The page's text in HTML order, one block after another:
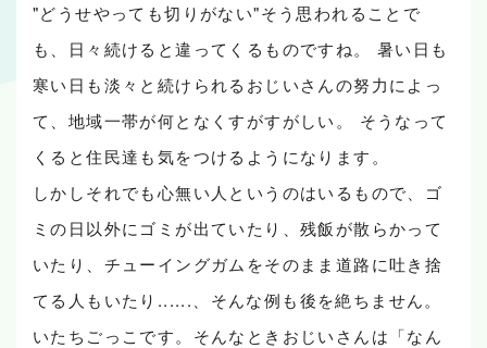
"どうせやっても切りがない"そう思われることで
も、日々続けると違ってくるものですね。 暑い日も
寒い日も淡々と続けられるおじいさんの努力によっ
て、地域一帯が何となくすがすがしい。 そうなって
くると住民達も気をつけるようになります。
しかしそれでも心無い人というのはいるもので、ゴ
ミの日以外にゴミが出ていたり、残飯が散らかって
いたり、チューイングガムをそのまま道路に吐き捨
てる人もいたり......、そんな例も後を絶ちません。
いたちごっこです。そんなときおじいさんは「なん